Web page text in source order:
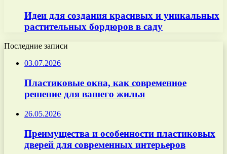
Идеи для создания красивых и уникальных
растительных бордюров в саду
Последние записи
03.07.2026
Пластиковые окна, как современное
решение для вашего жилья
26.05.2026
Преимущества и особенности пластиковых
дверей для современных интерьеров